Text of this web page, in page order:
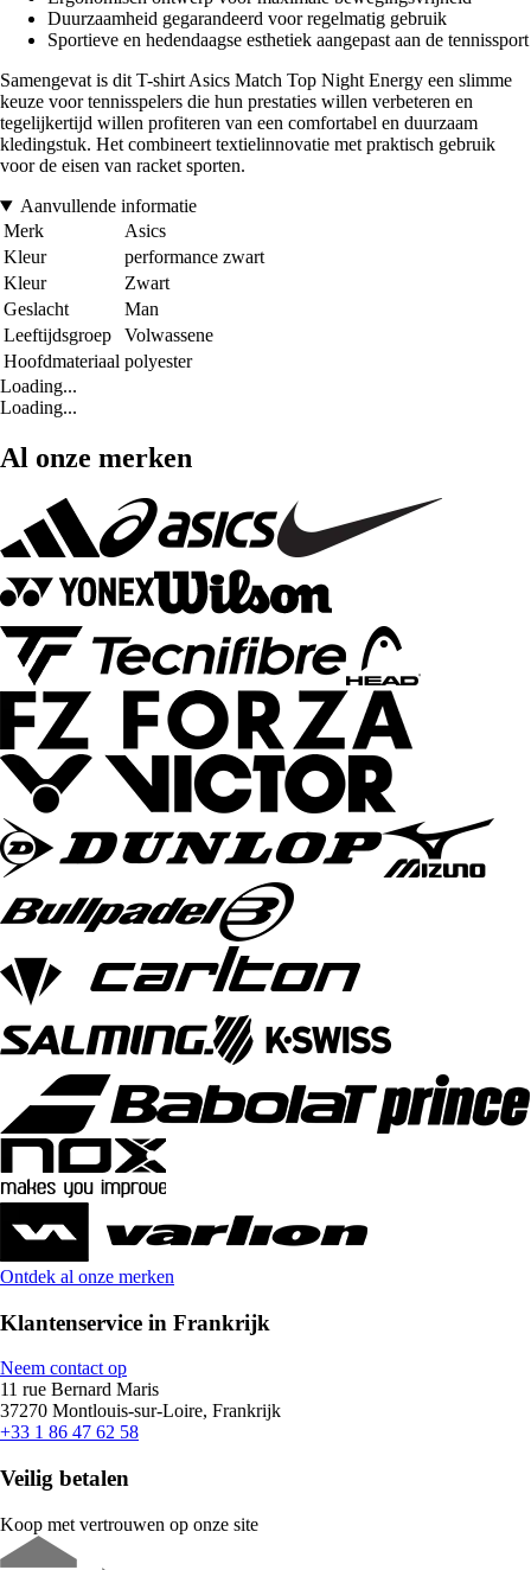
Duurzaamheid gegarandeerd voor regelmatig gebruik
Sportieve en hedendaagse esthetiek aangepast aan de tennissport
Samengevat is dit T-shirt Asics Match Top Night Energy een slimme
keuze voor tennisspelers die hun prestaties willen verbeteren en
tegelijkertijd willen profiteren van een comfortabel en duurzaam
kledingstuk. Het combineert textielinnovatie met praktisch gebruik
voor de eisen van racket sporten.
Aanvullende informatie
Merk
Asics
Kleur
performance zwart
Kleur
Zwart
Geslacht
Man
Leeftijdsgroep
Volwassene
Hoofdmateriaal polyester
Loading...
Loading...
Al onze merken
Ontdek al onze merken
Klantenservice in Frankrijk
Neem contact op
11 rue Bernard Maris
37270 Montlouis-sur-Loire, Frankrijk
+33 1 86 47 62 58
Veilig betalen
Koop met vertrouwen op onze site